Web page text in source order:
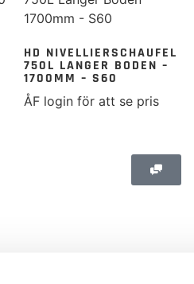
HD NIVELLIERSCHAUFEL
750L LANGER BODEN –
1700MM – S60
ÅF login för att se pris
der Qualität
dem Zufall und die